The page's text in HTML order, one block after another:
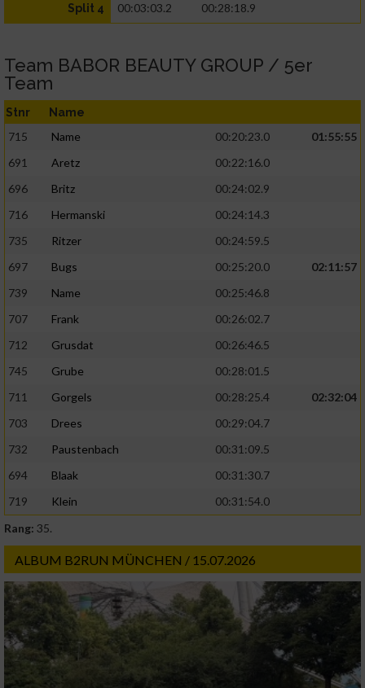
Split 4 00:03:03.2 00:28:18.9
Team BABOR BEAUTY GROUP / 5er
Team
Stnr Name
715 Name 00:20:23.0
01:55:55
691
Aretz
00:22:16.0
696
Britz
00:24:02.9
716
Hermanski
00:24:14.3
735
Ritzer
00:24:59.5
697
Bugs 00:25:20.0
02:11:57
739
Name
00:25:46.8
707
Frank
00:26:02.7
712
Grusdat
00:26:46.5
745
Grube
00:28:01.5
711
Gorgels 00:28:25.4
02:32:04
703
Drees
00:29:04.7
732
Paustenbach
00:31:09.5
694
Blaak
00:31:30.7
719
Klein
00:31:54.0
Rang: 35.
ALBUM B2RUN MÜNCHEN / 15.07.2026